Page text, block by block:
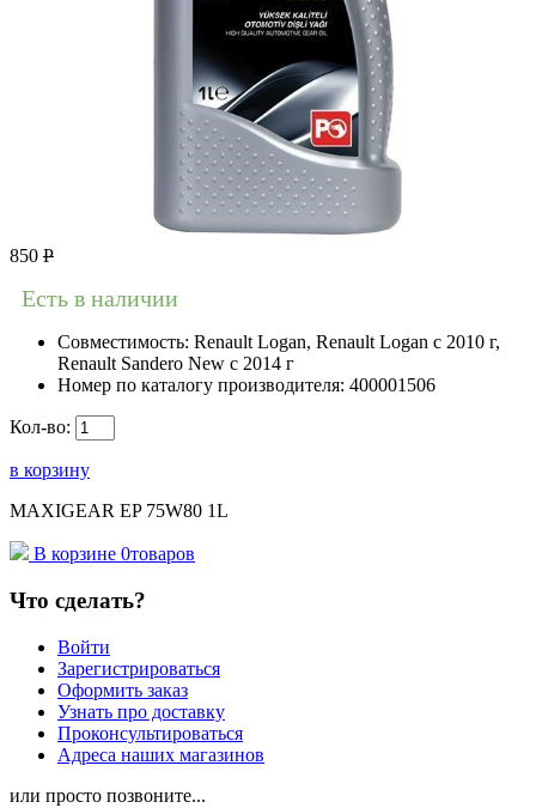
850 Р
Есть в наличии
Совместимость: Renault Logan, Renault Logan c 2010 г,
Renault Sandero New с 2014 г
Номер по каталогу производителя: 400001506
Кол-во:
в корзину
MAXIGEAR EP 75W80 1L
В корзине 0товаров
Что сделать?
Войти
Зарегистрироваться
Оформить заказ
Узнать про доставку
Проконсультироваться
Адреса наших магазинов
или просто позвоните...